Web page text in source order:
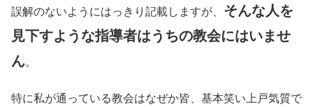
誤解のないようにはっきり記載しますが、 そんな人を
見下すような指導者はうちの教会にはいませ
ん。
特に私が通っている教会はなぜか皆、基本笑い上戸気質で